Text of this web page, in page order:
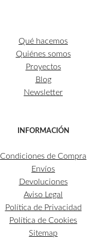
Qué hacemos
Quiénes somos
Proyectos
Blog
Newsletter
INFORMACIÓN
Condiciones de Compra
Envíos
Devoluciones
Aviso Legal
Política de Privacidad
Política de Cookies
Sitemap